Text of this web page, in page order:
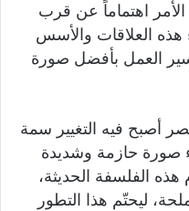
اهتماماً عن قرب
هذه العلاقات والأسس
العمل بأفضل صورة
أصبح فيه التغيير سمة
صورة حازمة وشديدة
هذه الفلسفة الحديثة،
ليحتّم هذا التطور